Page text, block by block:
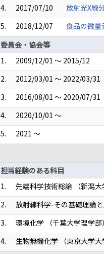
4.
2017/07/10
放射光X線
5.
2018/12/07
食品の微量
委員会・協会等
1.
2009/12/01 ～ 2015/12
2.
2012/03/01 ～ 2022/03/31
3.
2016/08/01 ～ 2020/07/31
4.
2020/10/01 ～
5.
2021 ～
担当経験のある科目
1.
先端科学技術総論 （新潟大
2.
放射線科学-その基礎理論と
3.
環境化学 （千葉大学理学部）
4.
生物無機化学 （東京大学大